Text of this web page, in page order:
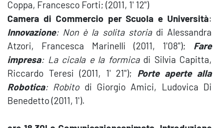
Coppa, Francesco Forti; (2011, 1' 12")
Camera di Commercio per Scuola e Università:
Innovazione: Non è la solita storiadi Alessandra
Atzori, Francesca Marinelli (2011, 1'08"); Fare
impresa: La cicala e la formicadi Silvia Capitta,
Riccardo Teresi (2011, 1' 21"); Porte aperte alla
Robotica: Robitodi Giorgio Amici, Ludovica Di
Benedetto (2011, 1').